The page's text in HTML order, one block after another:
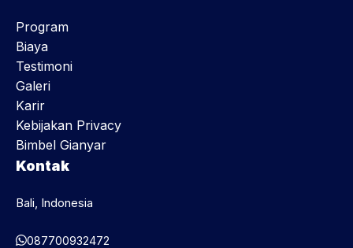
Program
Biaya
Testimoni
Galeri
Karir
Kebijakan Privacy
Bimbel Gianyar
Kontak
Bali, Indonesia
087700932472